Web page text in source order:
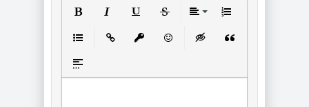
Вставка спойлера